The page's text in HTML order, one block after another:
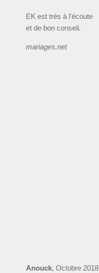
EK est très à l'écoute
et de bon conseil.
mariages.net
Anouck, Octobre 2018